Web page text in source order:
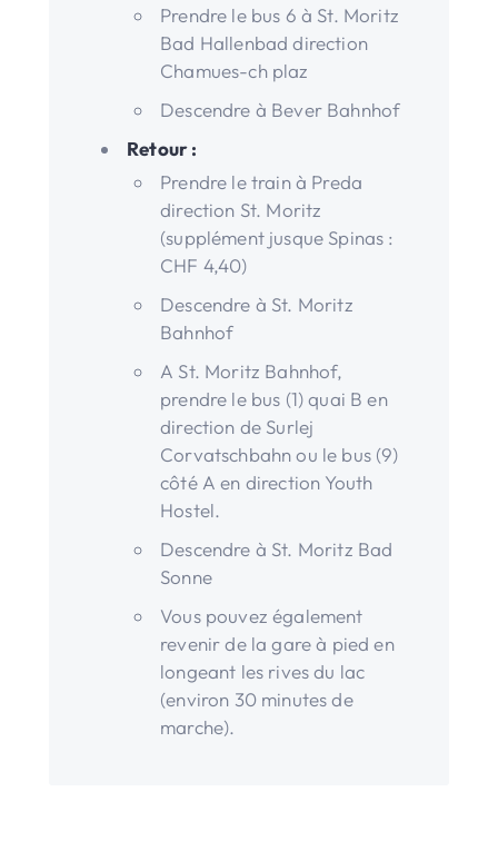
Prendre le bus 6 à St. Moritz
Bad Hallenbad direction
Chamues-ch plaz
Descendre à Bever Bahnhof
Retour :
Prendre le train à Preda
direction St. Moritz
(supplément jusque Spinas :
CHF 4,40)
Descendre à St. Moritz
Bahnhof
A St. Moritz Bahnhof,
prendre le bus (1) quai B en
direction de Surlej
Corvatschbahn ou le bus (9)
côté A en direction Youth
Hostel.
Descendre à St. Moritz Bad
Sonne
Vous pouvez également
revenir de la gare à pied en
longeant les rives du lac
(environ 30 minutes de
marche).